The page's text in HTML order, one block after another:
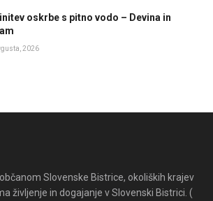
oskrbe s pitno vodo – Devina in
2026
Slovenske Bistrice, okoliških krajev
življenje in dogajanje v Slovenski Bistrici. (